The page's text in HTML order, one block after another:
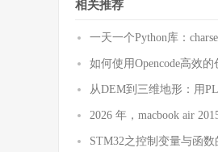
相关推荐
一天一个Python库：
如何使用Opencode高效
从DEM到三维地形：用
2026 年，macbook air
STM32之控制变量与函数